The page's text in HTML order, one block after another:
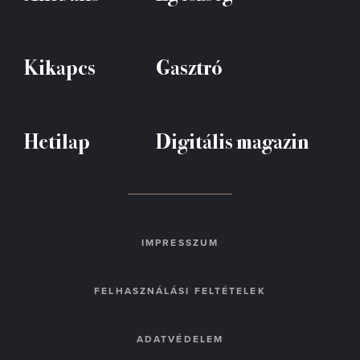
Kikapcs Gasztró
Hetilap Digitális magazin
IMPRESSZUM
FELHASZNÁLÁSI FELTÉTELEK
ADATVÉDELEM